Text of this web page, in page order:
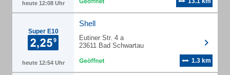
heute 12:08 Uhr
Super E10
heute 12:54 Uhr
Shell
Eutiner Str. 4 a
23611 Bad Schwartau
1.3 km